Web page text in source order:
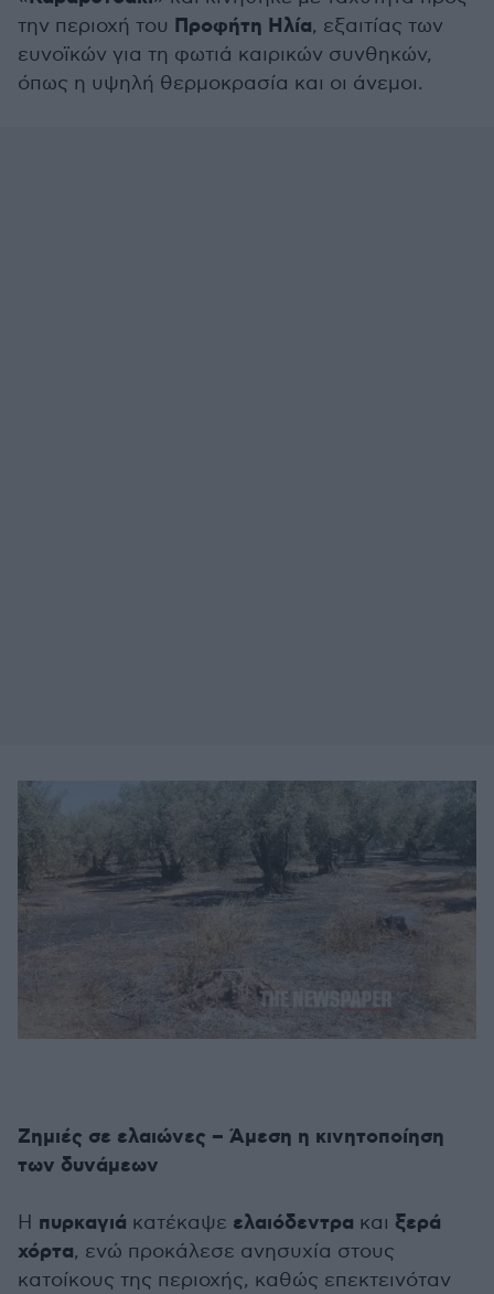
την περιοχή του Προφήτη Ηλία, εξαιτίας των
ευνοϊκών για τη φωτιά καιρικών συνθηκών,
όπως η υψηλή θερμοκρασία και οι άνεμοι.
Ζημιές σε ελαιώνες – Άμεση η κινητοποίηση
των δυνάμεων
Η πυρκαγιά κατέκαψε ελαιόδεντρα και ξερά
χόρτα, ενώ προκάλεσε ανησυχία στους
κατοίκους της περιοχής, καθώς επεκτεινόταν